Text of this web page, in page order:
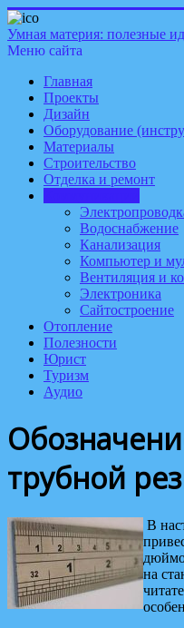
Умная материя: полезные
Меню сайта
Главная
Проекты
Дизайн
Оборудование
Материалы
Строительство
Отделка и ремонт
Водоснабжение
Канализация
Компьютер и
Вентиляция и
Электроника
Сайтостроение
Отопление
Полезности
Юрист
Туризм
Аудио
трубной
В
на